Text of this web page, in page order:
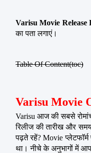
Varisu Movie Release
का पता लगाएं।
Table Of Content(toc)
Varisu Movie
Varisu आज की सबसे
रिलीज की तारीख और
पढ़ते रहें? Movie
था। नीचे के अनुभागों में